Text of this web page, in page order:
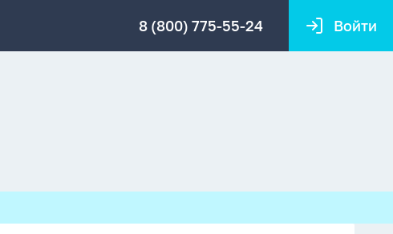
8 (800) 775-55-24 Войти